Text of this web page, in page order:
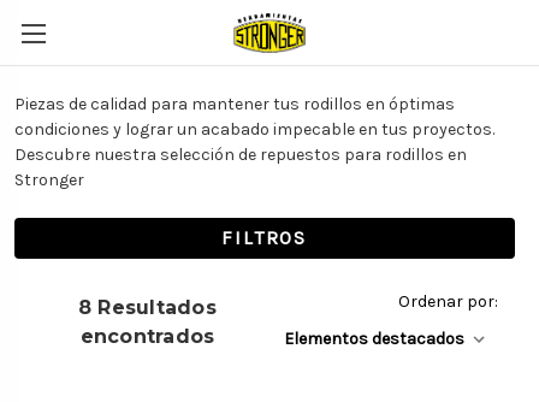
Piezas de calidad para mantener tus rodillos en óptimas
condiciones y lograr un acabado impecable en tus proyectos.
Descubre nuestra selección de repuestos para rodillos en
Stronger
8 Resultados
encontrados
Ordenar por:
FILTROS